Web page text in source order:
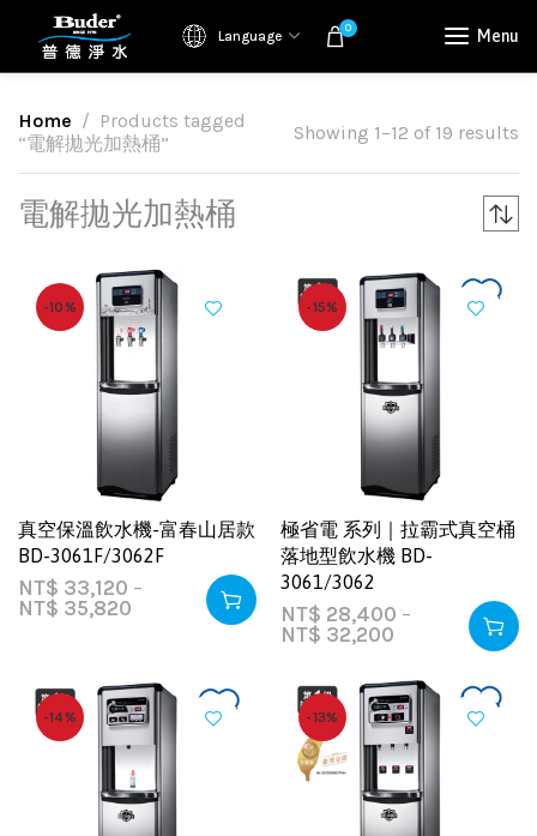
Language 0 Menu
Home
Products tagged
“電解拋光加熱桶”
Showing 1–12 of 19 results
電解拋光加熱桶
-10%
真空保溫飲水機-富春山居款
BD-3061F/3062F
NT$ 33,120 –
NT$ 35,820
-15%
極省電 系列｜拉霸式真空桶
落地型飲水機 BD-
3061/3062
NT$ 28,400 –
NT$ 32,200
-14% -13%